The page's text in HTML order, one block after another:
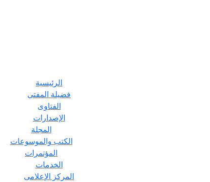
الرئيسية
فضيلة المفتى
الفتاوى
الإصدارات
المجلة
الكتب والموسوعات
المؤتمرات
الخدمات
المركز الإعلامى